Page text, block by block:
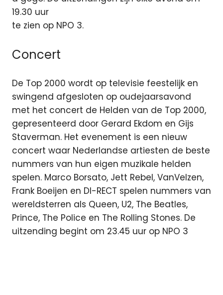
19.30 uur
te zien op NPO 3.
Concert
De Top 2000 wordt op televisie feestelijk en
swingend afgesloten op oudejaarsavond
met het concert de Helden van de Top 2000,
gepresenteerd door Gerard Ekdom en Gijs
Staverman. Het evenement is een nieuw
concert waar Nederlandse artiesten de beste
nummers van hun eigen muzikale helden
spelen. Marco Borsato, Jett Rebel, VanVelzen,
Frank Boeijen en DI-RECT spelen nummers van
wereldsterren als Queen, U2, The Beatles,
Prince, The Police en The Rolling Stones. De
uitzending begint om 23.45 uur op NPO 3